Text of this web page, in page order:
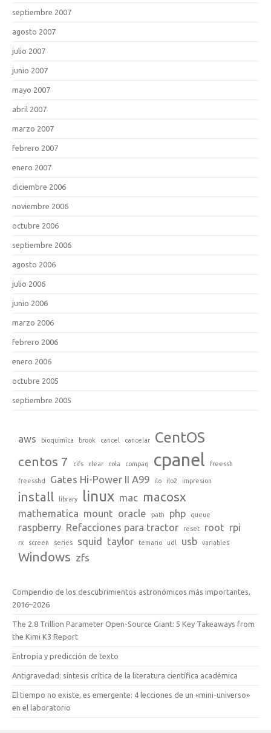
septiembre 2007
agosto 2007
julio 2007
junio 2007
mayo 2007
abril 2007
marzo 2007
febrero 2007
enero 2007
diciembre 2006
noviembre 2006
octubre 2006
septiembre 2006
agosto 2006
julio 2006
junio 2006
marzo 2006
febrero 2006
enero 2006
octubre 2005
septiembre 2005
aws bioquimica brook cancel cancelar CentOS
centos 7 cifs clear cola compaq cpanel freessh
freesshd Gates Hi-Power II A99 ilo ilo2 impresion
install library linux mac macosx
mathematica mount oracle path php queue
raspberry Refacciones para tractor reset root rpi
rx screen series squid taylor temario udl usb variables
Windows zfs
Compendio de los descubrimientos astronómicos más importantes,
2016–2026
The 2.8 Trillion Parameter Open-Source Giant: 5 Key Takeaways from
the Kimi K3 Report
Entropía y predicción de texto
Antigravedad: síntesis crítica de la literatura científica académica
El tiempo no existe, es emergente: 4 lecciones de un «mini-universo»
en el laboratorio